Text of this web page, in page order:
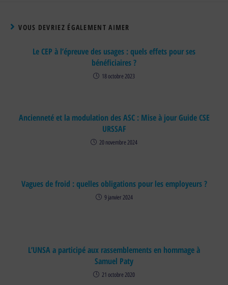
VOUS DEVRIEZ ÉGALEMENT AIMER
Le CEP à l’épreuve des usages : quels effets pour ses
bénéficiaires ?
18 octobre 2023
Ancienneté et la modulation des ASC : Mise à jour Guide CSE
URSSAF
20 novembre 2024
Vagues de froid : quelles obligations pour les employeurs ?
9 janvier 2024
L’UNSA a participé aux rassemblements en hommage à
Samuel Paty
21 octobre 2020